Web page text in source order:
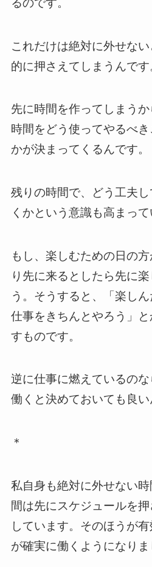
るのです。
これだけは絶対に外せな
的に押さえてしまうんです
先に時間を作ってしまう
時間をどう使ってやるべき
かが決まってくるんです。
残りの時間で、どう工夫
くかという意識も高まって
もし、楽しむための日の
り先に来るとしたら先に
う。そうすると、「楽し
仕事をきちんとやろう」
すものです。
逆に仕事に燃えているの
働くと決めておいても良い
＊
私自身も絶対に外せない
間は先にスケジュールを
しています。そのほうが
が確実に働くようになりま